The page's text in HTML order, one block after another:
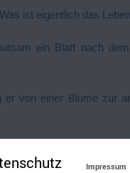
ist eigentlich das
ein Blatt nach
von einer Blume zur
zehnmal
Impressum